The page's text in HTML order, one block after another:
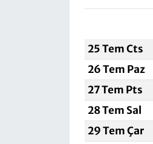
25 Tem Cts
26 Tem Paz
27 Tem Pts
28 Tem Sal
29 Tem Çar